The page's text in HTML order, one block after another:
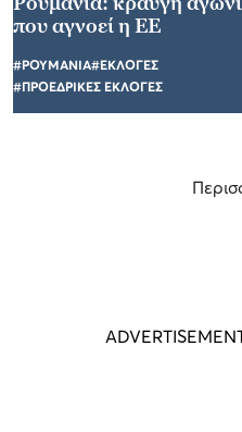
που αγνοεί η ΕΕ
#ΡΟΥΜΑΝΙΑ#ΕΚΛΟΓΕΣ
#ΠΡΟΕΔΡΙΚΕΣ ΕΚΛΟΓΕΣ